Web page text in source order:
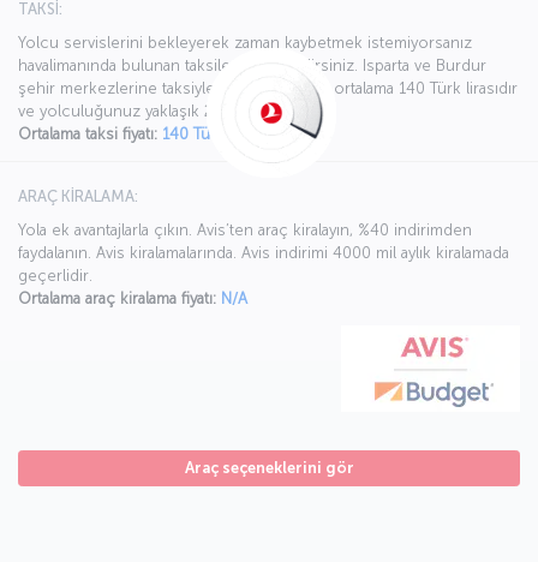
TAKSİ:
Yolcu servislerini bekleyerek zaman kaybetmek istemiyorsanız
havalimanında bulunan taksileri kullanabilirsiniz. Isparta ve Burdur
şehir merkezlerine taksiyle ulaşımın bedeli ortalama 140 Türk lirasıdır
ve yolculuğunuz yaklaşık 25 dakika sürer.
Ortalama taksi fiyatı: 140 Türk lirası
ARAÇ KİRALAMA:
Yola ek avantajlarla çıkın. Avis’ten araç kiralayın, %40 indirimden
faydalanın. Avis kiralamalarında. Avis indirimi 4000 mil aylık kiralamada
geçerlidir.
Ortalama araç kiralama fiyatı: N/A
Araç seçeneklerini gör